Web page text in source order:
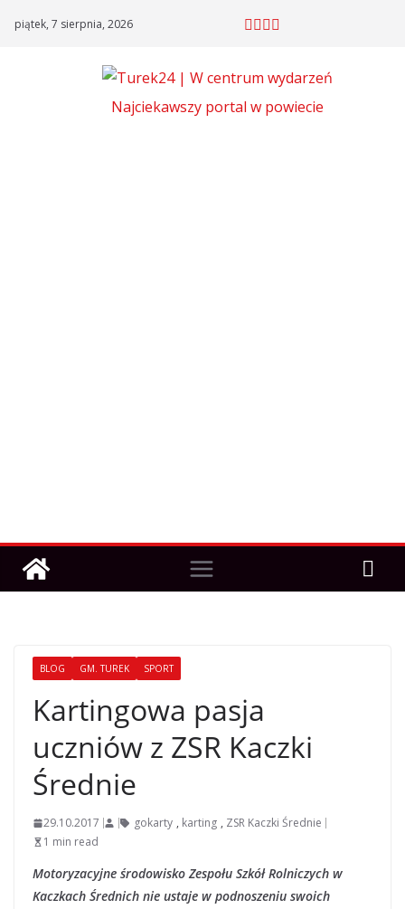
piątek, 7 sierpnia, 2026
Najciekawszy portal w powiecie
BLOG GM. TUREK SPORT
Kartingowa pasja
uczniów z ZSR Kaczki
Średnie
29.10.2017 gokarty , karting , ZSR Kaczki Średnie
1 min read
Motoryzacyjne środowisko Zespołu Szkół Rolniczych w
Kaczkach Średnich nie ustaje w podnoszeniu swoich